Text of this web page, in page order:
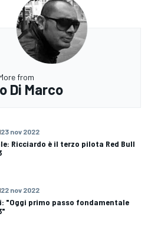
from
Di Marco
23 nov 2022
Ricciardo è il terzo pilota Red Bull
22 nov 2022
"Oggi primo passo fondamentale